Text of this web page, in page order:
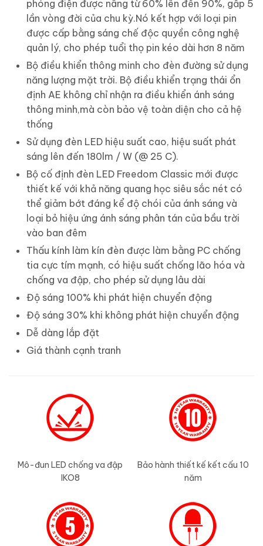
phóng điện được nâng từ 60% lên đến 90%, gấp 5
lần vòng đời của chu kỳ.Nó kết hợp với loại pin
được cấp bằng sáng chế độc quyền công nghệ
quản lý, cho phép tuổi thọ pin kéo dài hơn 8 năm
Bộ điều khiển thông minh cho đèn đường sử dụng
năng lượng mặt trời. Bộ điều khiển trạng thái ổn
định AE không chỉ nhận ra điều khiển ánh sáng
thông minh,mà còn bảo vệ toàn diện cho cả hệ
thống
Sử dụng đèn LED hiệu suất cao, hiệu suất phát
sáng lên đến 180lm / W (@ 25 C).
Bộ cố định đèn LED Freedom Classic mới được
thiết kế với khả năng quang học siêu sắc nét có
thể giảm bớt đáng kể độ chói của ánh sáng và
loại bỏ hiệu ứng ánh sáng phân tán của bầu trời
vào ban đêm
Thấu kính làm kín đèn được làm bằng PC chống
tia cực tím mạnh, có hiệu suất chống lão hóa và
chống va đập, cho phép sử dụng lâu dài
Độ sáng 100% khi phát hiện chuyển động
Độ sáng 30% khi không phát hiện chuyển động
Dễ dàng lắp đặt
Giá thành cạnh tranh
Mô-đun LED chống va đập
IKO8
Bảo hành thiết kế kết cấu 10
năm